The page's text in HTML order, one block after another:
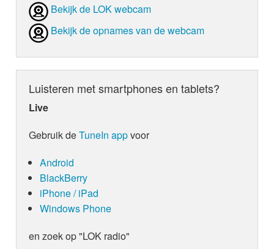
Bekijk de LOK webcam
Bekijk de opnames van de webcam
Luisteren met smartphones en tablets?
Live
Gebruik deTuneIn appvoor
Android
BlackBerry
iPhone / iPad
Windows Phone
en zoek op "LOK radio"